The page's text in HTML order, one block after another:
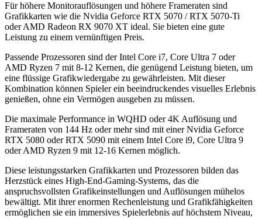
Für höhere Monitorauflösungen und höhere Frameraten sind
Grafikkarten wie die Nvidia Geforce RTX 5070 / RTX 5070-Ti
oder AMD Radeon RX 9070 XT ideal. Sie bieten eine gute
Leistung zu einem vernünftigen Preis.
Passende Prozessoren sind der Intel Core i7, Core Ultra 7 oder
AMD Ryzen 7 mit 8-12 Kernen, die genügend Leistung bieten, um
eine flüssige Grafikwiedergabe zu gewährleisten. Mit dieser
Kombination können Spieler ein beeindruckendes visuelles Erlebnis
genießen, ohne ein Vermögen ausgeben zu müssen.
Die maximale Performance in WQHD oder 4K Auflösung und
Frameraten von 144 Hz oder mehr sind mit einer Nvidia Geforce
RTX 5080 oder RTX 5090 mit einem Intel Core i9, Core Ultra 9
oder AMD Ryzen 9 mit 12-16 Kernen möglich.
Diese leistungsstarken Grafikkarten und Prozessoren bilden das
Herzstück eines High-End-Gaming-Systems, das die
anspruchsvollsten Grafikeinstellungen und Auflösungen mühelos
bewältigt. Mit ihrer enormen Rechenleistung und Grafikfähigkeiten
ermöglichen sie ein immersives Spielerlebnis auf höchstem Niveau,